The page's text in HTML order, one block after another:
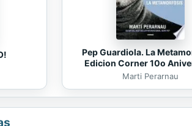
Pep Guardiola. La
Edicion Corner 10o
Marti Perarnau